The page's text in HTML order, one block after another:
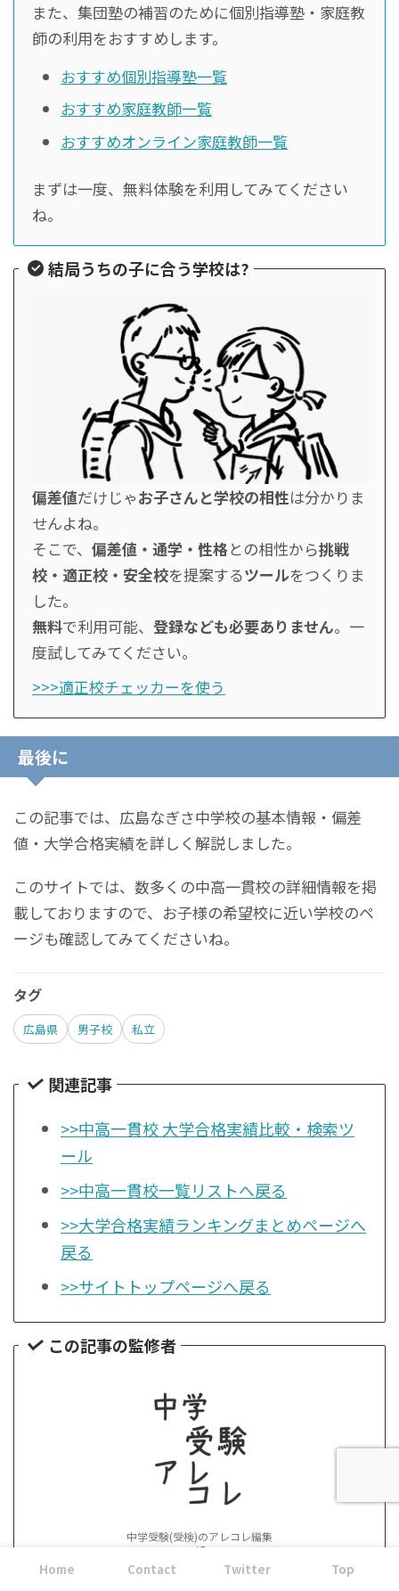
また、集団塾の補習のために個別指導塾・家庭教
師の利用をおすすめします。
おすすめ個別指導塾一覧
おすすめ家庭教師一覧
おすすめオンライン家庭教師一覧
まずは一度、無料体験を利用してみてください
ね。
結局うちの子に合う学校は?
偏差値だけじゃお子さんと学校の相性は分かりま
せんよね。
そこで、 偏差値・通学・性格との相性から挑戦
校・適正校・安全校を提案するツールをつくりま
した。
無料で利用可能、 登録なども必要ありません。一
度試してみてください。
>>>適正校チェッカーを使う
最後に
この記事では、広島なぎさ中学校の基本情報・偏差
値・大学合格実績を詳しく解説しました。
このサイトでは、数多くの中高一貫校の詳細情報を掲
載しておりますので、お子様の希望校に近い学校のペ
ージも確認してみてくださいね。
タグ
広島県 男子校 私立
関連記事
>>中高一貫校 大学合格実績比較・検索ツ
ール
>>中高一貫校一覧リストへ戻る
>>大学合格実績ランキングまとめページへ
戻る
>>サイトトップページへ戻る
この記事の監修者
中学受験(受検)のアレコレ編集
部
中学受験・公立中高一貫校受検情報のブロ
Home Contact Twitter Top